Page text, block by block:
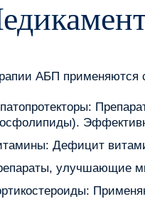
АБП применяются
Дефицит
улучшающие